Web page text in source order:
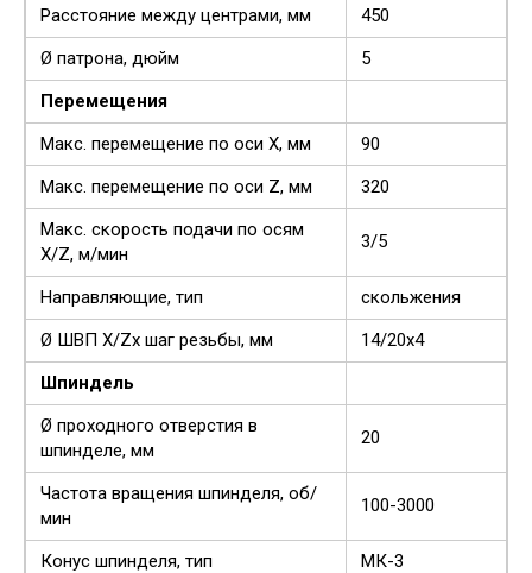
Расстояние между центрами, мм
450
Ø патрона, дюйм
5
Перемещения
Макс. перемещение по оси X, мм
90
Макс. перемещение по оси Z, мм
320
Макс. скорость подачи по осям
X/Z, м/мин
3/5
Направляющие, тип
скольжения
Ø ШВП X/Zх шаг резьбы, мм
14/20х4
Шпиндель
Ø проходного отверстия в
шпинделе, мм
20
Частота вращения шпинделя, об/
мин
100-3000
Конус шпинделя, тип МК-3